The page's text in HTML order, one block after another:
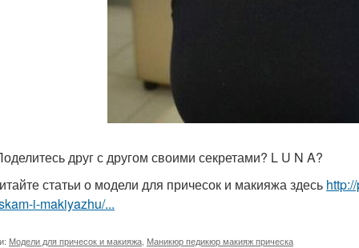
друг с другом своими секретами? L U N A?
статьи о модели для причесок и макияжа здесь
i-makiyazhu/...
Модели для причесок и макияжа Маникюр педикюр макияж прическа